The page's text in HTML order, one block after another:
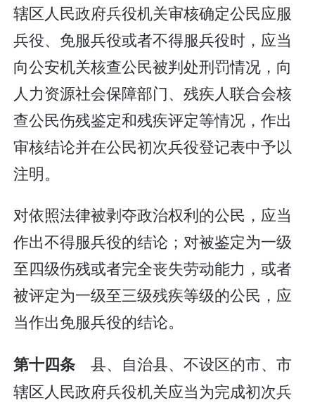
辖区人民政府兵役机关审核确定公民应服
兵役、免服兵役或者不得服兵役时，应当
向公安机关核查公民被判处刑罚情况，向
人力资源社会保障部门、残疾人联合会核
查公民伤残鉴定和残疾评定等情况，作出
审核结论并在公民初次兵役登记表中予以
注明。
对依照法律被剥夺政治权利的公民，应当
作出不得服兵役的结论；对被鉴定为一级
至四级伤残或者完全丧失劳动能力，或者
被评定为一级至三级残疾等级的公民，应
当作出免服兵役的结论。
第十四条县、自治县、不设区的市、市
辖区人民政府兵役机关应当为完成初次兵